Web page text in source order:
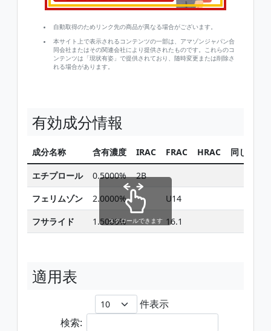
自動取得のためリンク先の商品が異なる場合がございます。
本サイト上で表示されるコンテンツの一部は、アマゾンジャパン合
同会社またはその関連会社により提供されたものです。これらのコ
ンテンツは「現状有姿」で提供されており、随時変更または削除さ
れる場合があります。
有効成分情報
成分名称 含有濃度 IRAC FRAC HRAC 同じ有効
エチプロール 0.5000% 2B
フェリムゾン
2.0000% U14
フサライド
1.5000% 16.1
スクロールできます
適用表
件表示
検索: